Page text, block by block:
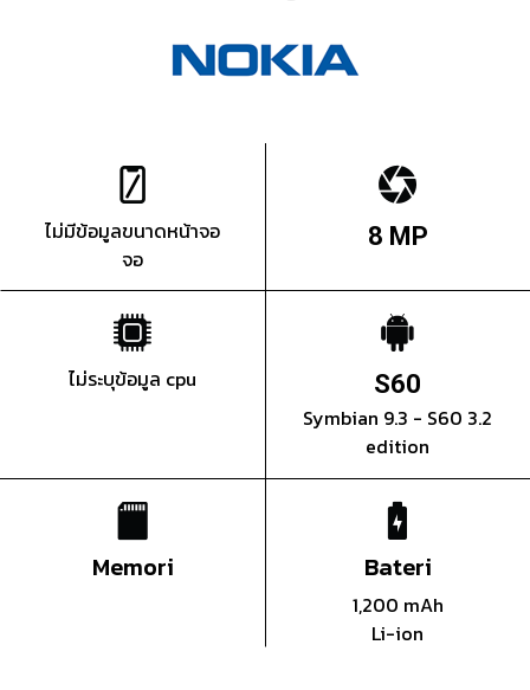
ไม่มีข้อมูลขนาดหน้าจอ
จอ
8 MP
ไม่ระบุข้อมูล cpu S60
Symbian 9.3 - S60 3.2
edition
Memori Bateri
1,200 mAh
Li-ion